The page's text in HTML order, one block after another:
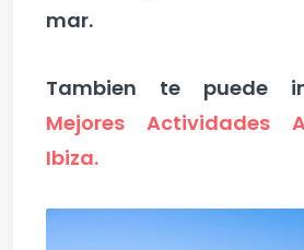
mar.
Tambien te puede
Mejores Actividades
Ibiza.